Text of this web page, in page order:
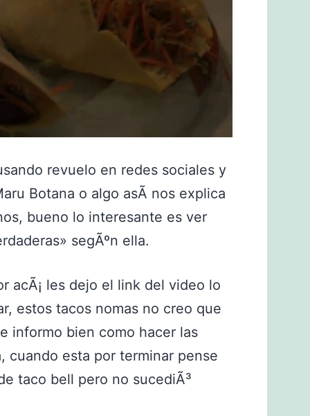
revuelo en redes sociales y
Botana o algo asÃ­ nos explica
bueno lo interesante es ver
segÃºn ella.
acÃ¡ les dejo el link del video lo
estos tacos nomas no creo que
informo bien como hacer las
cuando esta por terminar pense
taco bell pero no sucediÃ³